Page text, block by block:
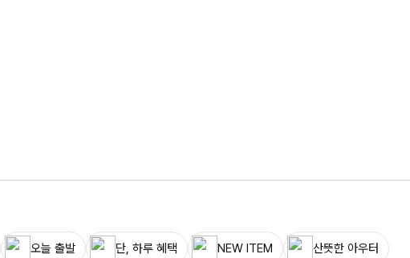
오늘 출발 단, 하루 혜택 NEW ITEM 산뜻한 아우터